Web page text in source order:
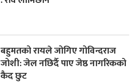
बहुमतको रायले जोगिए गोविन्दराज
जोशी: जेल नछिर्दै पाए जेष्ठ नागरिकको
कैद छुट